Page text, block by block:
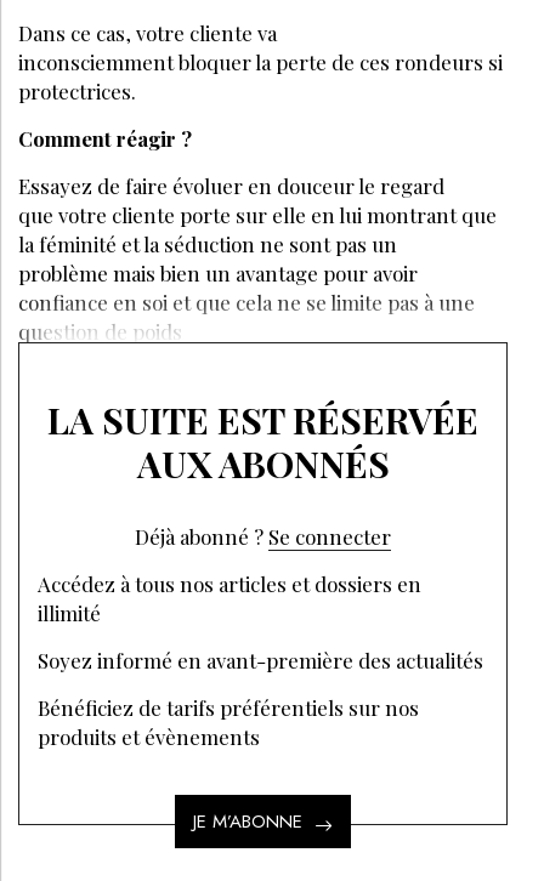
Dans ce cas, votre cliente va
inconsciemment bloquer la perte de ces rondeurs si
protectrices.
Comment réagir ?
Essayez de faire évoluer en douceur le regard
que votre cliente porte sur elle en lui montrant que
la féminité et la séduction ne sont pas un
problème mais bien un avantage pour avoir
confiance en soi et que cela ne se limite pas à une
question de poids
LA SUITE EST RÉSERVÉE
AUX ABONNÉS
Déjà abonné ? Se connecter
Accédez à tous nos articles et dossiers en
illimité
Soyez informé en avant-première des actualités
Bénéficiez de tarifs préférentiels sur nos
produits et évènements
JE M’ABONNE